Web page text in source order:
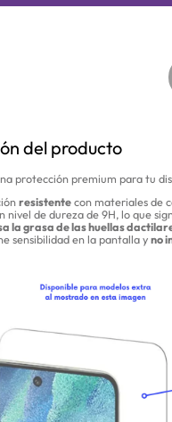
del producto
protección premium para tu
resistentecon materiales de
nivel de dureza de 9H, lo que
la grasa de las huellas
sensibilidad en la pantalla yno